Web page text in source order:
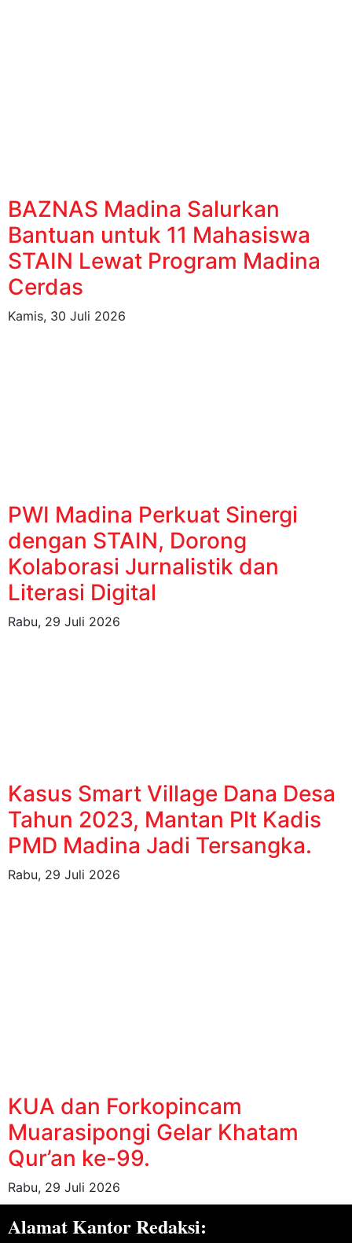
BAZNAS Madina Salurkan
Bantuan untuk 11 Mahasiswa
STAIN Lewat Program Madina
Cerdas
Kamis, 30 Juli 2026
PWI Madina Perkuat Sinergi
dengan STAIN, Dorong
Kolaborasi Jurnalistik dan
Literasi Digital
Rabu, 29 Juli 2026
Kasus Smart Village Dana Desa
Tahun 2023, Mantan Plt Kadis
PMD Madina Jadi Tersangka.
Rabu, 29 Juli 2026
KUA dan Forkopincam
Muarasipongi Gelar Khatam
Qur’an ke-99.
Rabu, 29 Juli 2026
Alamat Kantor Redaksi: